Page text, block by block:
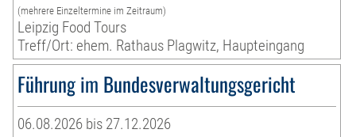
(mehrere Einzeltermine im Zeitraum)
Leipzig Food Tours
Treff/Ort: ehem. Rathaus Plagwitz, Haupteingang
Führung im Bundesverwaltungsgericht
06.08.2026 bis 27.12.2026